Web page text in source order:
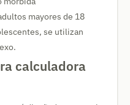
mayores de 18
se utilizan
calculadora